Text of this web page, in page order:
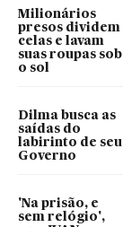
Milionários
presos dividem
celas e lavam
suas roupas sob
o sol
Dilma busca as
saídas do
labirinto de seu
Governo
'Na prisão, e
sem relógio',